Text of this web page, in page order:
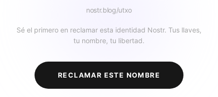
nostr.blog/utxo
Sé el primero en reclamar esta identidad Nostr. Tus llaves,
tu nombre, tu libertad.
RECLAMAR ESTE NOMBRE